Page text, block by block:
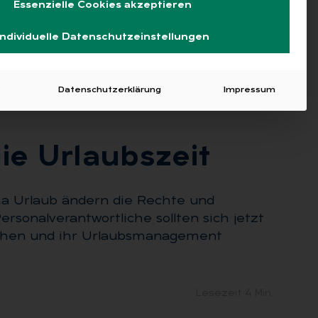
Ur­laubs­zeit
Urlaub ändern die Rechte und
sollten sich jetzt
und ihr Urlaubsmanagement
Essenzielle Cookies akzeptieren
Individuelle Datenschutzeinstellungen
Datenschutzerklärung Impressum